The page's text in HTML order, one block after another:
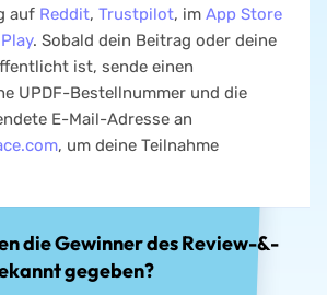
auf Reddit, Trustpilot, im App Store
. Sobald dein Beitrag oder deine
ist, sende einen
UPDF-Bestellnummer und die
E-Mail-Adresse an
, um deine Teilnahme
die Gewinner des Review-&-
gegeben?